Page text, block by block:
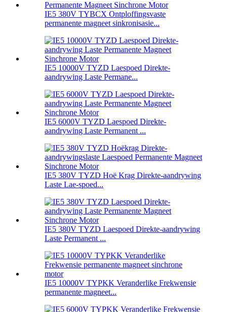
IE5 380V TYBCX Ontploffingsvaste
permanente magneet sinkronisasie...
IE5 10000V TYZD Laespoed Direkte-
aandrywing Laste Permane...
IE5 6000V TYZD Laespoed Direkte-
aandrywing Laste Permanent ...
IE5 380V TYZD Hoë Krag Direkte-aandrywing
Laste Lae-spoed...
IE5 380V TYZD Laespoed Direkte-aandrywing
Laste Permanent ...
IE5 10000V TYPKK Veranderlike Frekwensie
permanente magneet...